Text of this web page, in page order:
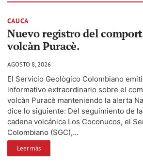
CAUCA
Nuevo registro del
volcàn Puracè.
AGOSTO 8, 2026
El Servicio Geològico Colombiano
informativo extraordinario sobre el
volcàn Puracè manteniendo la alerta
dice lo siguiente: Del seguimiento de
cadena volcánica Los Coconucos, el
Colombiano (SGC),...
Leer más